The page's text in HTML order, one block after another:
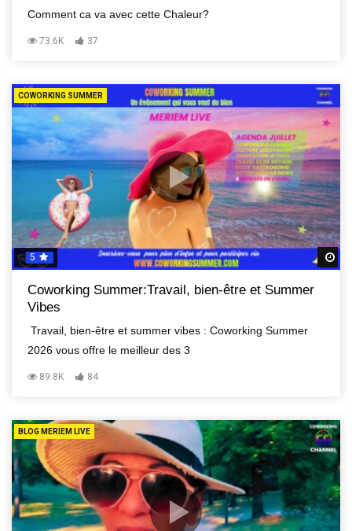
Comment ca va avec cette Chaleur?
73.6K 37
COWORKING SUMMER
5
Coworking Summer:Travail, bien-être et Summer
Vibes
Travail, bien-être et summer vibes : Coworking Summer
2026 vous offre le meilleur des 3
89.8K 84
BLOG MERIEM LIVE